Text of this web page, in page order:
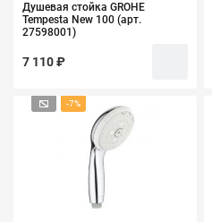
Душевая стойка GROHE
Tempesta New 100 (арт.
27598001)
7 110 ₽
-7%